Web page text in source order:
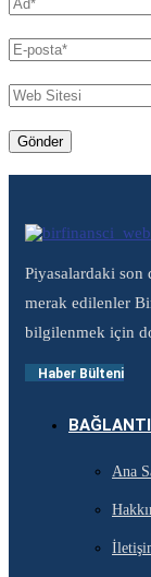
Piyasalardaki
merak edilenler
bilgilenmek için
Haber Bülteni
Ana